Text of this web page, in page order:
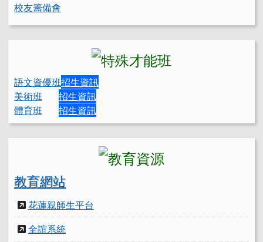
校友籌備會
語文資優班招生資訊
美術班
招生資訊
體育班
招生資訊
教育網站
花蓮親師生平台
全誼系統